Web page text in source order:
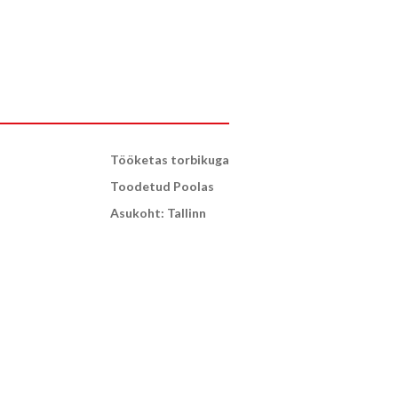
Tööketas torbikuga
Toodetud Poolas
Asukoht: Tallinn